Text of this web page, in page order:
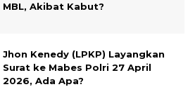
MBL, Akibat Kabut?
Jhon Kenedy (LPKP) Layangkan
Surat ke Mabes Polri 27 April
2026, Ada Apa?